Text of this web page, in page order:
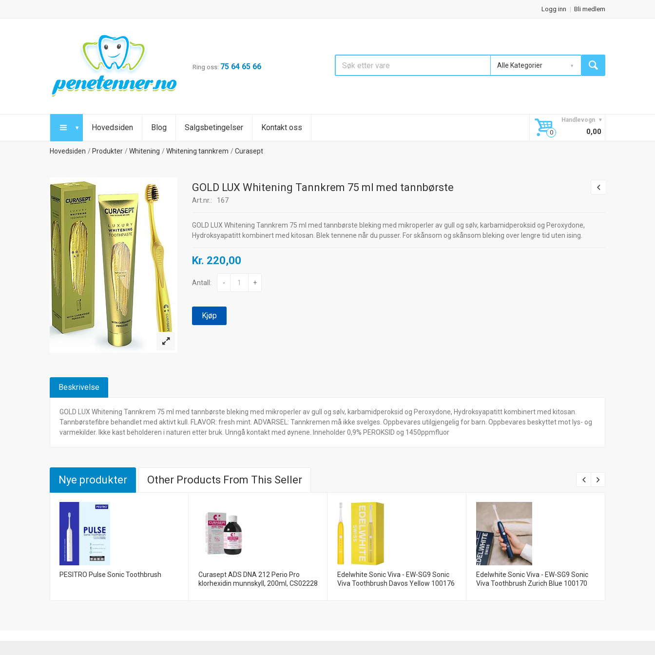
Logg inn Bli medlem
Ring oss: 75 64 65 66 Alle Kategorier
Hovedsiden Blog Salgsbetingelser Kontakt oss
Handlevogn
0,00
Hovedsiden Produkter Whitening Whitening tannkrem Curasept
GOLD LUX Whitening Tannkrem 75 ml med tannbørste
Art.nr.: 167
GOLD LUX Whitening Tannkrem 75 ml med tannbørste bleking med mikroperler av gull og sølv, karbamidperoksid og Peroxydone,
Hydroksyapatitt kombinert med kitosan. Blek tennene når du pusser. For skånsom og skånsom bleking over lengre tid uten ising.
Kr. 220,00
Antall: - +
Kjøp
Beskrivelse
GOLD LUX Whitening Tannkrem 75 ml med tannbørste bleking med mikroperler av gull og sølv, karbamidperoksid og Peroxydone, Hydroksyapatitt kombinert med kitosan.
Tannbørstefibre behandlet med aktivt kull. FLAVOR: fresh mint. ADVARSEL: Tannkremen må ikke svelges. Oppbevares utilgjengelig for barn. Oppbevares beskyttet mot lys- og
varmekilder. Ikke kast beholderen i naturen etter bruk. Unngå kontakt med øynene. Inneholder 0,9% PEROKSID og 1450ppmfluor
Nye produkter Other Products From This Seller
PESITRO Pulse Sonic Toothbrush
Curasept ADS DNA 212 Perio Pro
klorhexidin munnskyll, 200ml, CS02228
Edelwhite Sonic Viva - EW-SG9 Sonic
Viva Toothbrush Davos Yellow 100176
Edelwhite Sonic Viva - EW-SG9 Sonic
Viva Toothbrush Zurich Blue 100170